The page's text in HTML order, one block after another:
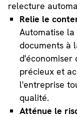
relecture
Relie le
Automatise
documents à
d'économiser
précieux et
l'entreprise
qualité.
Atténue le